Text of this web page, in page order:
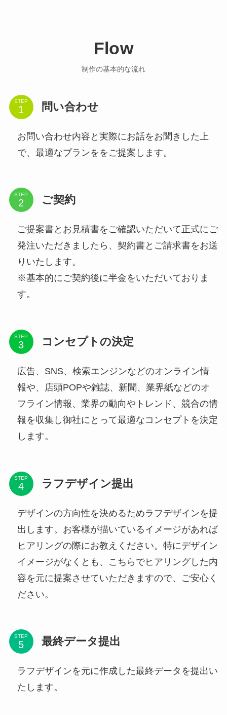
Flow
制作の基本的な流れ
STEP 問い合わせ
お問い合わせ内容と実際にお話をお聞きした上
で、最適なプランををご提案します。
STEP ご契約
ご提案書とお見積書をご確認いただいて正式にご
発注いただきましたら、契約書とご請求書をお送
りいたします。
※基本的にご契約後に半金をいただいておりま
す。
STEP コンセプトの決定
広告、SNS、検索エンジンなどのオンライン情
報や、店頭POPや雑誌、新聞、業界紙などのオ
フライン情報、業界の動向やトレンド、競合の情
報を収集し御社にとって最適なコンセプトを決定
します。
STEP ラフデザイン提出
デザインの方向性を決めるためラフデザインを提
出します。お客様が描いているイメージがあれば
ヒアリングの際にお教えください。特にデザイン
イメージがなくとも、こちらでヒアリングした内
容を元に提案させていただきますので、ご安心く
ださい。
STEP 最終データ提出
ラフデザインを元に作成した最終データを提出い
たします。